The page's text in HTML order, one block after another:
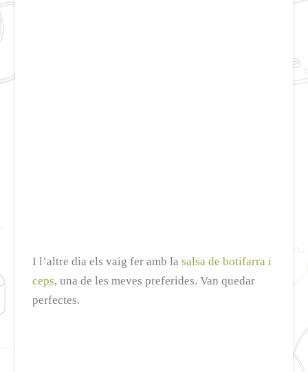
I l’altre dia els vaig fer amb lasalsa de botifarra i
ceps, una de les meves preferides. Van quedar
perfectes.